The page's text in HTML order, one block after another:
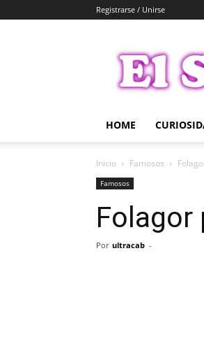
Registrarse / Unirse
HOME
Inicio Famosos
Famosos
Folagor
Por ultracab -